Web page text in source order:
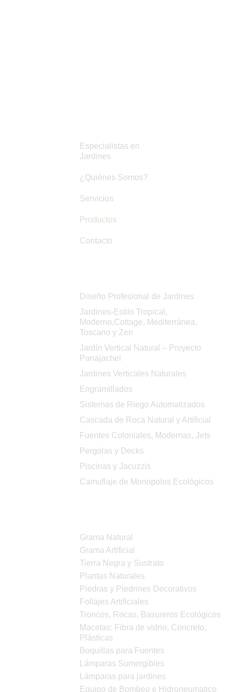
Especialistas en
Jardines
¿Quiénes Somos?
Servicios
Productos
Contacto
Diseño Profesional de Jardines
Jardines-Estilo Tropical,
Moderno,Cottage, Mediterránea,
Toscano y Zen
Jardín Vertical Natural – Proyecto
Panajachel
Jardines Verticales Naturales
Engramillados
Sistemas de Riego Automatizados
Cascada de Roca Natural y Artificial
Fuentes Coloniales, Modernas, Jets
Pergolas y Decks
Piscinas y Jacuzzis
Camuflaje de Monopolos Ecológicos
Grama Natural
Grama Artificial
Tierra Negra y Sustrato
Plantas Naturales
Piedras y Piedrines Decorativos
Follajes Artificiales
Troncos, Rocas, Basureros Ecológicos
Macetas: Fibra de vidrio, Concreto,
Plásticas
Boquillas para Fuentes
Lámparas Sumergibles
Lámparas para jardines
Equipo de Bombeo e Hidroneumatico